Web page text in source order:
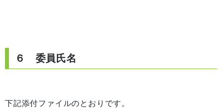
６ 委員氏名
下記添付ファイルのとおりです。